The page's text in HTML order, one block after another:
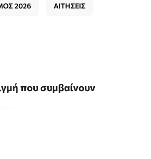
2026 ΑΙΤΗΣΕΙΣ
που συμβαίνουν